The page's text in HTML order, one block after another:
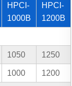
HPCI-
1000B
HPCI-
1200B
1050 1250
1000 1200